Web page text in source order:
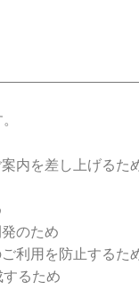
内を差し上げるた
のため
利用を防止するた
るため